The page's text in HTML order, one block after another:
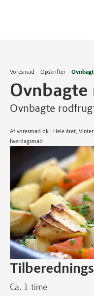
Voresmad Opskrifter
Ovnbagte
Af voresmad.dk | Hele året,
hverdagsmad
Ca. 1 time